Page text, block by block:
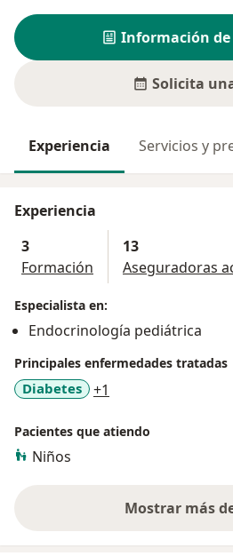
Información
Solicita
Experiencia Servicios y
Experiencia
3
Formación
13
Aseguradoras
Especialista en:
Endocrinología pediátrica
Principales enfermedades tratadas
Diabetes +1
Pacientes que atiendo
Niños
Mostrar más